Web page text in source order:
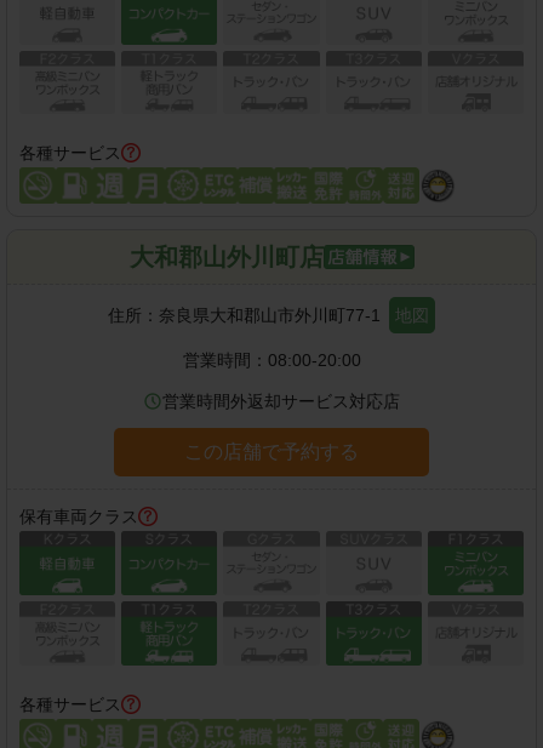
各種サービス
大和郡山外川町店
住所： 奈良県大和郡山市外川町77-1 地図
営業時間： 08:00-20:00
営業時間外返却サービス対応店
この店舗で予約する
保有車両クラス
各種サービス